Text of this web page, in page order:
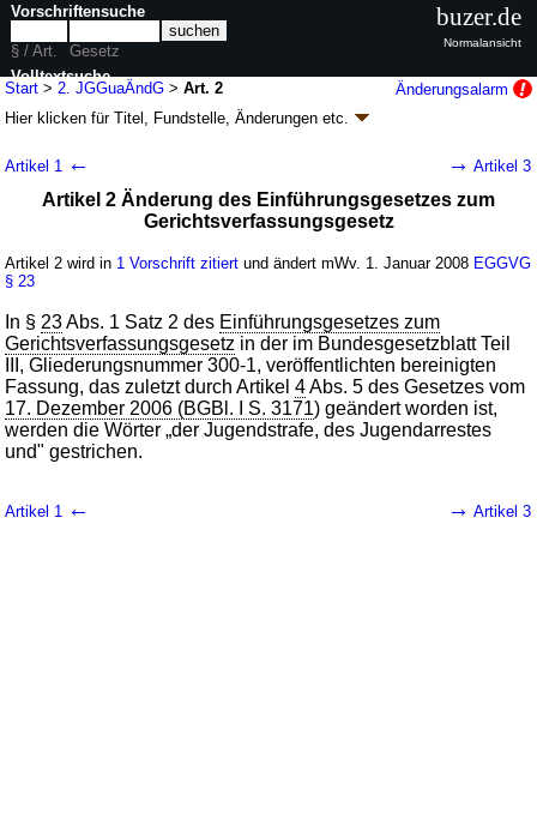
Start > 2. JGGuaÄndG >Art. 2
Änderungsalarm
Hier klicken fürTitel, Fundstelle, Änderungen etc.
Jugendgerichtsgesetzes und anderer Gesetze
(2. JGGuaÄndGk.a.Abk.)
6 Änderungen | Drucksachen / Entwurf / Begründung |
wird in 7 Vorschriften zitiert
Artikel 1 ← → Artikel 3
Artikel 2 Änderung des Einführungsgesetzes zum
Gerichtsverfassungsgesetz
Artikel 2 wird in 1 Vorschrift zitiert und ändert mWv. 1. Januar 2008 EGGVG
§ 23
In § 23Abs. 1 Satz 2 des Einführungsgesetzes zum
Gerichtsverfassungsgesetz in der im Bundesgesetzblatt Teil
III, Gliederungsnummer 300-1, veröffentlichten bereinigten
Fassung, das zuletzt durch Artikel4Abs. 5 des Gesetzes vom
17. Dezember 2006 (BGBl. I S. 3171) geändert worden ist,
werden die Wörter „der Jugendstrafe, des Jugendarrestes
und" gestrichen.
Artikel 1 ← → Artikel 3
Vorschriftensuche
§ / Art.
Gesetz
Volltextsuche
nur in 2. JGGuaÄndG
buzer.de
Normalansicht